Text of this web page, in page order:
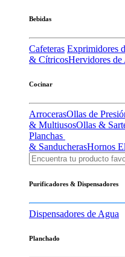
Bebidas
Cafeteras Exprimidores
& CítricosHervidores de
Cocinar
ArrocerasOllas de
& MultiusosOllas &
Planchas
& SanducherasHornos
Purificadores & Dispensadores
Dispensadores de Agua
Planchado